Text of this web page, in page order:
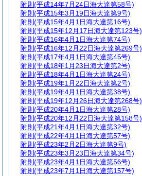
附則 (平成14年7月24日海大達第58号)
附則 (平成15年3月19日海大達第9号)
附則 (平成15年4月1日海大達第16号)
附則 (平成15年12月17日海大達第123号)
附則 (平成16年4月1日海大達第74号)
附則 (平成16年12月22日海大達第269号)
附則 (平成17年4月1日海大達第45号)
附則 (平成18年1月23日海大達第2号)
附則 (平成18年4月1日海大達第24号)
附則 (平成19年1月22日海大達第2号)
附則 (平成19年4月1日海大達第38号)
附則 (平成19年12月26日海大達第268号)
附則 (平成20年4月1日海大達第28号)
附則 (平成20年12月22日海大達第158号)
附則 (平成21年4月1日海大達第32号)
附則 (平成22年4月1日海大達第57号)
附則 (平成23年2月2日海大達第9号)
附則 (平成23年3月23日海大達第34号)
附則 (平成23年4月1日海大達第56号)
附則 (平成23年7月1日海大達第157号)